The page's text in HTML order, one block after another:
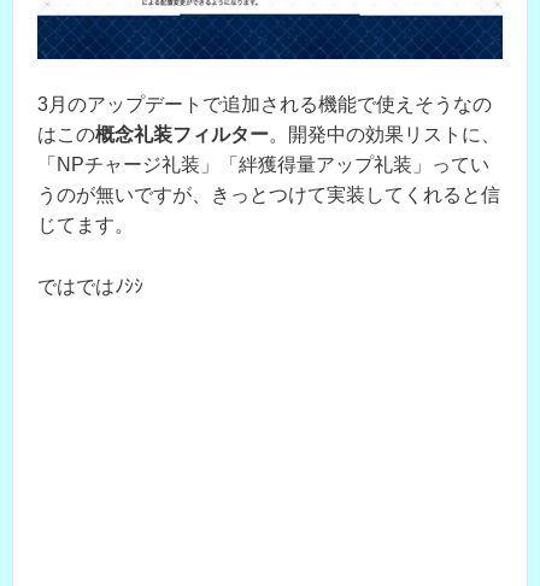
3月のアップデートで追加される機能で使えそうなの
はこの概念礼装フィルター。開発中の効果リストに、
「NPチャージ礼装」「絆獲得量アップ礼装」ってい
うのが無いですが、きっとつけて実装してくれると信
じてます。
ではではﾉｼｼ